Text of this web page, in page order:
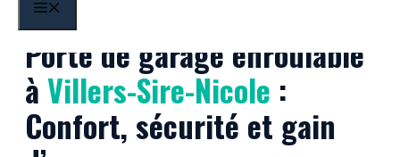
Porte de garage enroulable
àVillers-Sire-Nicole :
Confort, sécurité et gain